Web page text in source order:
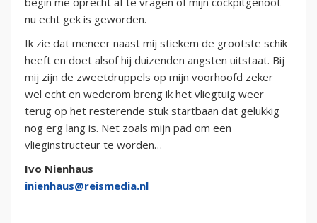
nu echt gek is geworden.
Ik zie dat meneer naast mij stiekem de grootste schik
heeft en doet alsof hij duizenden angsten uitstaat. Bij
mij zijn de zweetdruppels op mijn voorhoofd zeker
wel echt en wederom breng ik het vliegtuig weer
terug op het resterende stuk startbaan dat gelukkig
nog erg lang is. Net zoals mijn pad om een
vlieginstructeur te worden…
Ivo Nienhaus
inienhaus@reismedia.nl